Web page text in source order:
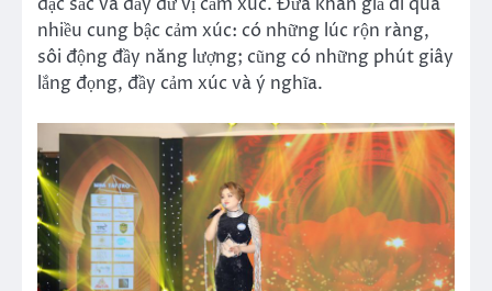
nhiều cung bậc cảm xúc: có những lúc rộn ràng,
sôi động đầy năng lượng; cũng có những phút giây
lắng đọng, đầy cảm xúc và ý nghĩa.